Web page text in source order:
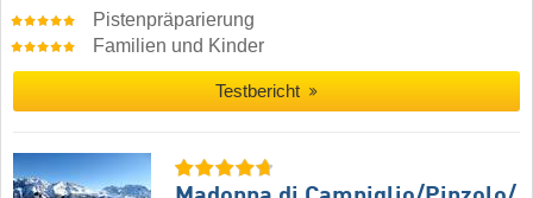
Pistenpräparierung
Familien und Kinder
Testbericht